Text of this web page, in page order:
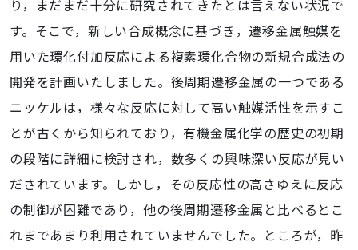
り，まだまだ十分に研究されてきたとは言えない状況で
す。そこで，新しい合成概念に基づき，遷移金属触媒を
用いた環化付加反応による複素環化合物の新規合成法の
開発を計画いたしました。後周期遷移金属の一つである
ニッケルは，様々な反応に対して高い触媒活性を示すこ
とが古くから知られており，有機金属化学の歴史の初期
の段階に詳細に検討され，数多くの興味深い反応が見い
だされています。しかし，その反応性の高さゆえに反応
の制御が困難であり，他の後周期遷移金属と比べるとこ
れまであまり利用されていませんでした。ところが，昨